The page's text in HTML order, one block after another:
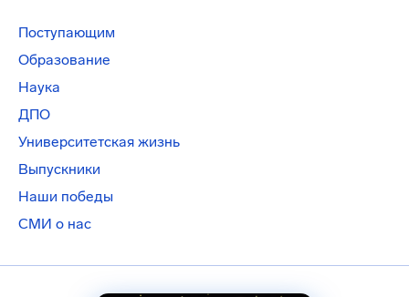
Поступающим
Образование
Наука
ДПО
Университетская жизнь
Выпускники
Наши победы
СМИ о нас